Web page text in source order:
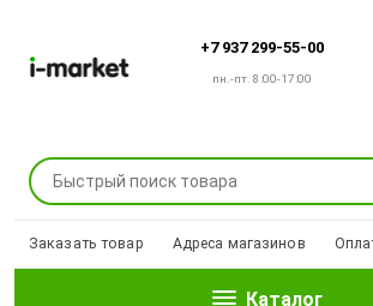
+7 937 299-55-00
пн.-пт. 8:00-17:00
Заказать товар Адреса магазинов
Каталог